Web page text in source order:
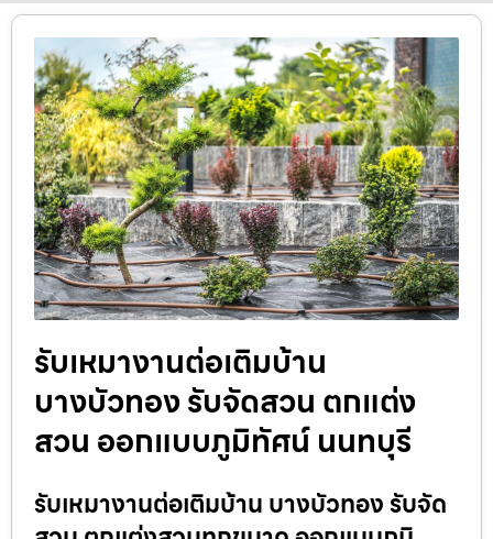
รับเหมางานต่อเติมบ้าน
บางบัวทอง รับจัดสวน ตกแต่ง
สวน ออกแบบภูมิทัศน์ นนทบุรี
รับเหมางานต่อเติมบ้าน บางบัวทอง รับจัด